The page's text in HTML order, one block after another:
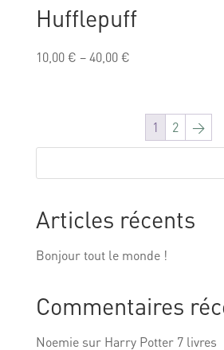
Hufflepuff
10,00€ –40,00€
1 2 →
Articles récents
Bonjour tout le monde !
Commentaires
Noemiesur Harry Potter 7 livres